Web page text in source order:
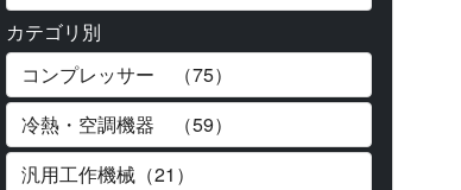
カテゴリ別